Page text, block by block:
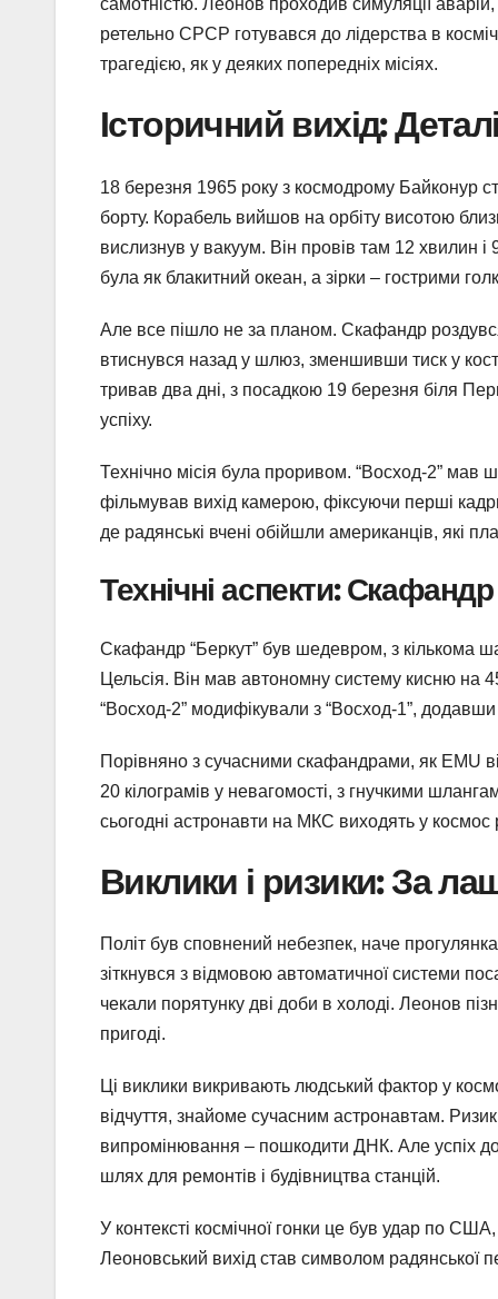
самотністю. Леонов проходив симуляції
ретельно СРСР готувався до лідерства в
трагедією, як у деяких попередніх місіях.
Історичний вихід:
18 березня 1965 року з космодрому Байконур
борту. Корабель вийшов на орбіту висотою
вислизнув у вакуум. Він провів там 12 хвилин
була як блакитний океан, а зірки – гострими
Але все пішло не за планом. Скафандр
втиснувся назад у шлюз, зменшивши тиск у
тривав два дні, з посадкою 19 березня біля
успіху.
Технічно місія була проривом. “Восход-2” мав
фільмував вихід камерою, фіксуючи перші
де радянські вчені обійшли американців, які
Технічні аспекти:
Скафандр “Беркут” був шедевром, з кількома
Цельсія. Він мав автономну систему кисню на
“Восход-2” модифікували з “Восход-1”,
Порівняно з сучасними скафандрами, як EMU
20 кілограмів у невагомості, з гнучкими
сьогодні астронавти на МКС виходять у
Виклики і ризики: За
Політ був сповнений небезпек, наче
зіткнувся з відмовою автоматичної системи
чекали порятунку дві доби в холоді. Леонов
пригоді.
Ці виклики викривають людський фактор у
відчуття, знайоме сучасним астронавтам.
випромінювання – пошкодити ДНК. Але успіх
шлях для ремонтів і будівництва станцій.
У контексті космічної гонки це був удар по
Леоновський вихід став символом радянської